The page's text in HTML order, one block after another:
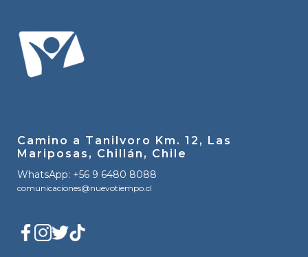
Camino a Tanilvoro Km. 12, Las
Mariposas, Chillán, Chile
WhatsApp: +56 9 6480 8088
comunicaciones@nuevotiempo.cl